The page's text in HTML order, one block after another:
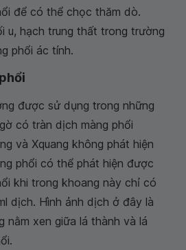
để có thể chọc thăm dò.
u, hạch trung thất trong trường
phổi ác tính.
được sử dụng trong những
có tràn dịch màng phổi
và Xquang không phát hiện
phổi có thể phát hiện được
khi trong khoang này chỉ có
dịch. Hình ảnh dịch ở đây là
nằm xen giữa lá thành và lá